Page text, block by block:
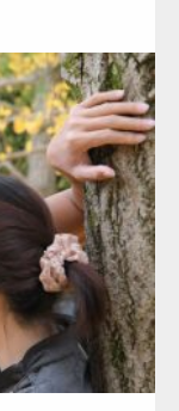
チョ) 大胸筋 肩 腹
ー素材メンバーが